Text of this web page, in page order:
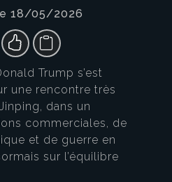
18/05/2026
Trump s’est
une rencontre très
dans un
commerciales, de
et de guerre en
sur l’équilibre